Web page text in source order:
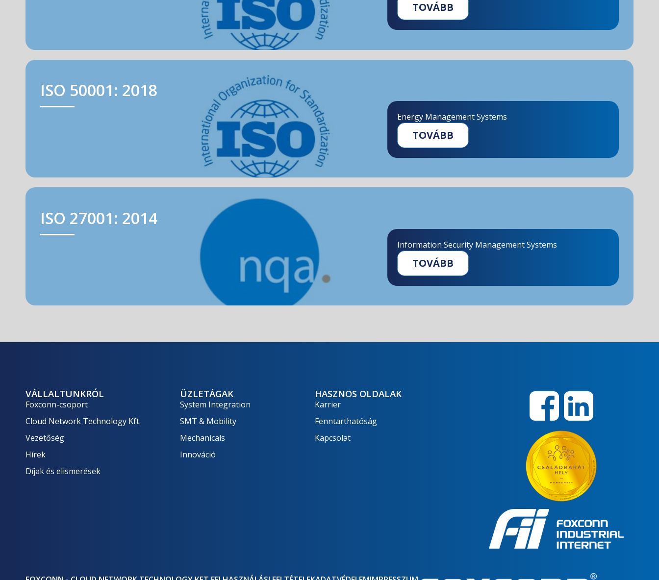
TOVÁBB
ISO 50001: 2018
Energy Management Systems
TOVÁBB
ISO 27001: 2014
Information Security Management Systems
TOVÁBB
VÁLLALTUNKRÓL
Foxconn-csoport
Cloud Network Technology Kft.
Vezetőség
Hírek
Díjak és elismerések
ÜZLETÁGAK
System Integration
SMT & Mobility
Mechanicals
Innováció
HASZNOS OLDALAK
Karrier
Fenntarthatóság
Kapcsolat